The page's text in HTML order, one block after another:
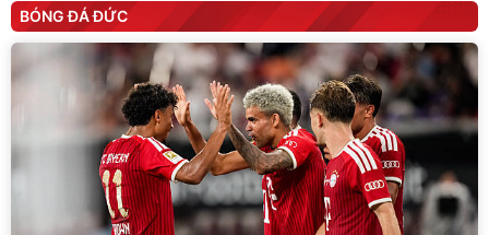
BÓNG ĐÁ ĐỨC